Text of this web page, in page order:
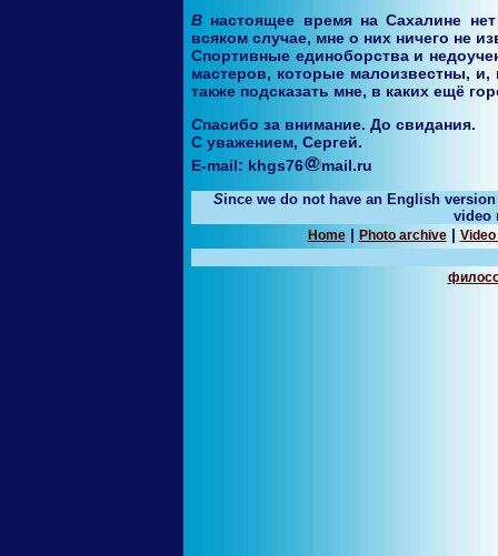
В настоящее время на Сахалине нет мастеров традиционных боевых искусств Кореи вообще. Никого. Во
всяком случае, мне о них ничего не
Спортивные единоборства и
мастеров, которые малоизвестны,
также подсказать мне, в каких ещё
Спасибо за внимание. До свидания.
С уважением, Сергей.
E-mail: khgs76
mail.ru
Since we do not have an English version of the site yet, there is a menu with the list of pages, where you can see photo- and
video
Home| Photo archive|